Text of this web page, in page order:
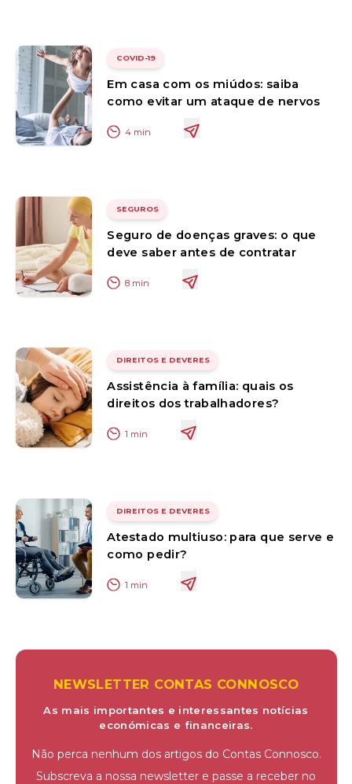
COVID-19
Em casa com os miúdos: saiba
como evitar um ataque de nervos
4 min
SEGUROS
Seguro de doenças graves: o que
deve saber antes de contratar
8 min
DIREITOS E DEVERES
Assistência à família: quais os
direitos dos trabalhadores?
1 min
DIREITOS E DEVERES
Atestado multiuso: para que serve e
como pedir?
1 min
NEWSLETTER CONTAS CONNOSCO
As mais importantes e interessantes notícias
económicas e financeiras.
Não perca nenhum dos artigos do Contas Connosco.
Subscreva a nossa newsletter e passe a receber no